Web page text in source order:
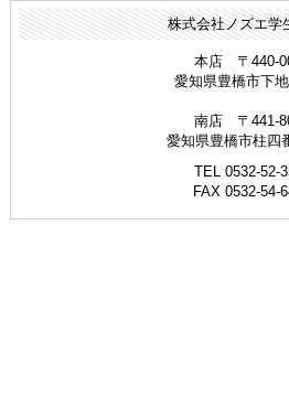
株式会社ノズエ学
本店 〒440-
愛知県豊橋市下
南店 〒441-
愛知県豊橋市柱四
TEL 0532-52-
FAX 0532-54-